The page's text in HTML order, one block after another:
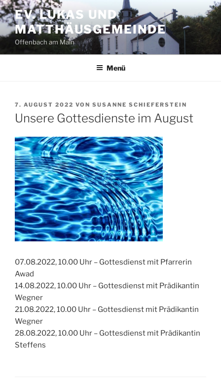
Zum
Inhalt
springen
EV. LUKAS UND
MATTHÄUSGEMEINDE
Offenbach am Main
Menü
VERÖFFENTLICHT
AM
7. AUGUST 2022 VON SUSANNE SCHIEFERSTEIN
Unsere Gottesdienste im August
07.08.2022, 10.00 Uhr – Gottesdienst mit Pfarrerin
Awad
14.08.2022, 10.00 Uhr – Gottesdienst mit Prädikantin
Wegner
21.08.2022, 10.00 Uhr – Gottesdienst mit Prädikantin
Wegner
28.08.2022, 10.00 Uhr – Gottesdienst mit Prädikantin
Steffens